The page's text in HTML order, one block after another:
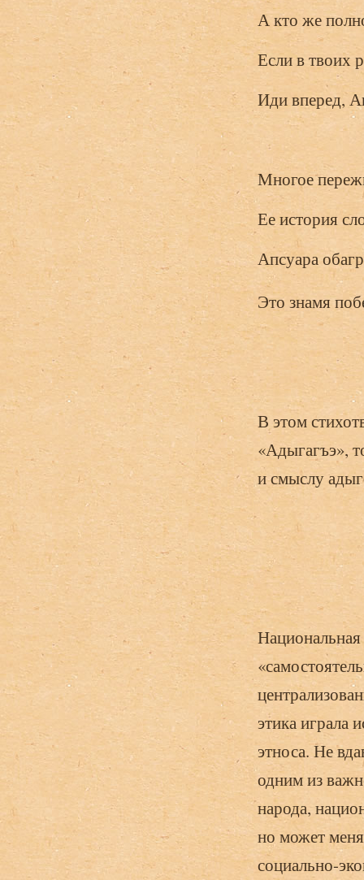
А кто же
Если в твоих
Иди вперед,
Многое
Ее история
Апсуара
Это знамя
В этом
«Адыгагъэ»,
и смыслу
этика играла
этноса. Не
одним из
народа,
но может
социально-